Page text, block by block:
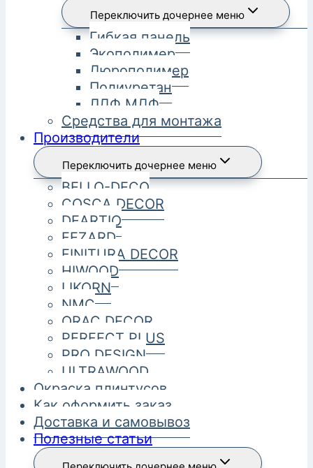
Переключить дочернее меню
Гибкая панель
Экополимер
Дюрополимер
Полиуретан
ЛДФ МДФ
Средства для монтажа
Производители
Переключить дочернее меню
BELLO-DECO
COSCA DECOR
DEARTIO
FEZARD
FINITURA DECOR
HIWOOD
LIKORN
NMC
ORAC DECOR
PERFECT PLUS
PRO DESIGN
ULTRAWOOD
Окраска плинтусов
Как оформить заказ
Доставка и самовывоз
Полезные статьи